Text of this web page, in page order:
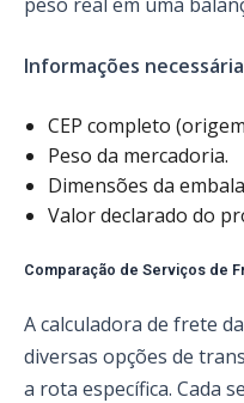
Informações
CEP completo
Peso da mercadoria.
Dimensões da
Valor declarado do
Comparação de Serviços de
A calculadora de frete da
diversas opções de
a rota específica. Cada